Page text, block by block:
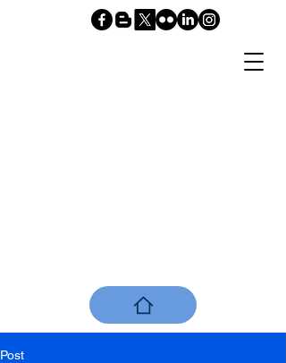
Post